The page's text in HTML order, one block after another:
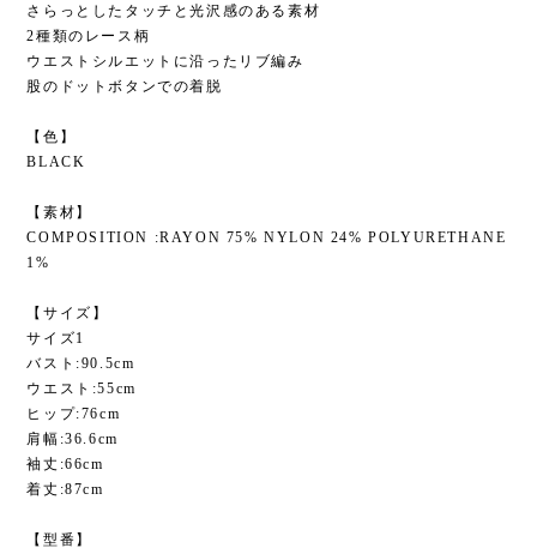
さらっとしたタッチと光沢感のある素材
2種類のレース柄
ウエストシルエットに沿ったリブ編み
股のドットボタンでの着脱
【色】
BLACK
【素材】
COMPOSITION :RAYON 75% NYLON 24% POLYURETHANE
1%
【サイズ】
サイズ1
バスト:90.5cm
ウエスト:55cm
ヒップ:76cm
肩幅:36.6cm
袖丈:66cm
着丈:87cm
【型番】